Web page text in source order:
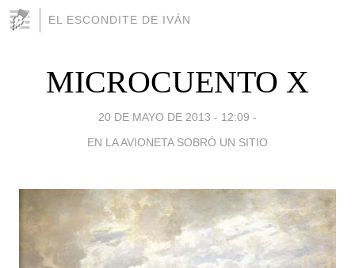
EL ESCONDITE DE IVÁN
MICROCUENTO X
20 DE MAYO DE 2013 - 12:09 -
EN LA AVIONETA SOBRÓ UN SITIO